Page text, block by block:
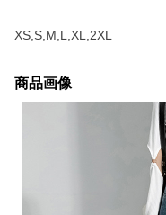
XS,S,M,L,XL,2XL
商品画像